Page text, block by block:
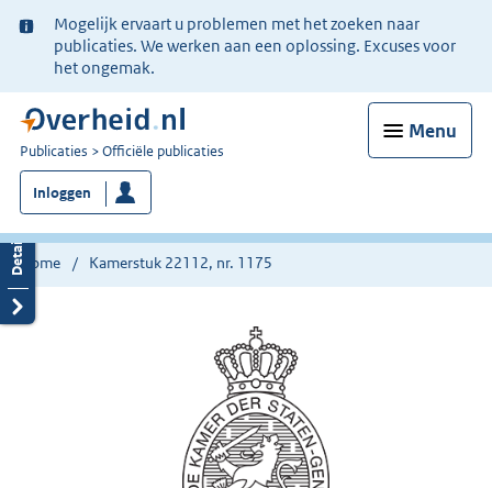
Ter
informatie:
Mogelijk ervaart u problemen met het zoeken naar
publicaties. We werken aan een oplossing. Excuses voor
het ongemak.
Menu
U
bent
nu
hier:
Publicaties Officiële publicaties
Inloggen
Home Kamerstuk 22112, nr. 1175